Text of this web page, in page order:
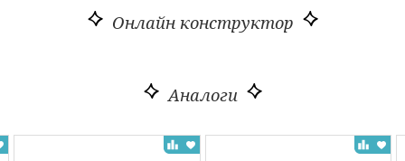
Онлайн конструктор
Аналоги